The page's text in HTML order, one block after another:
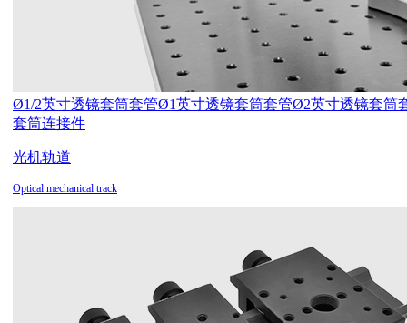
Ø1/2英寸透镜套筒套管Ø1英寸透镜套筒套管Ø2英寸透镜套筒
套筒连接件
光机轨道
Optical mechanical track